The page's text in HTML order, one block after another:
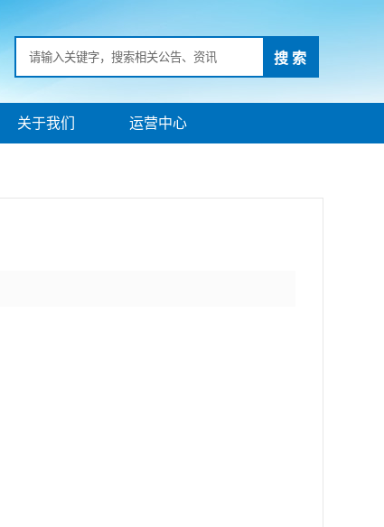
搜 索
关于我们 运营中心